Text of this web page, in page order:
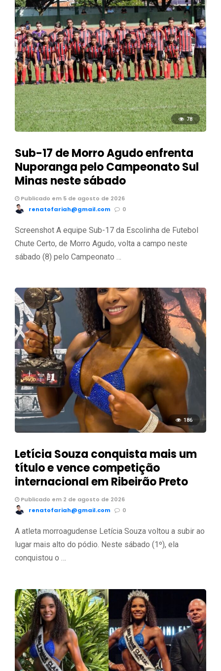
78
Sub-17 de Morro Agudo enfrenta
Nuporanga pelo Campeonato Sul
Minas neste sábado
Publicado em 5 de agosto de 2026
renatofariah@gmail.com
0
Screenshot A equipe Sub-17 da Escolinha de Futebol
Chute Certo, de Morro Agudo, volta a campo neste
sábado (8) pelo Campeonato …
186
Letícia Souza conquista mais um
título e vence competição
internacional em Ribeirão Preto
Publicado em 2 de agosto de 2026
renatofariah@gmail.com
0
A atleta morroagudense Letícia Souza voltou a subir ao
lugar mais alto do pódio. Neste sábado (1º), ela
conquistou o …